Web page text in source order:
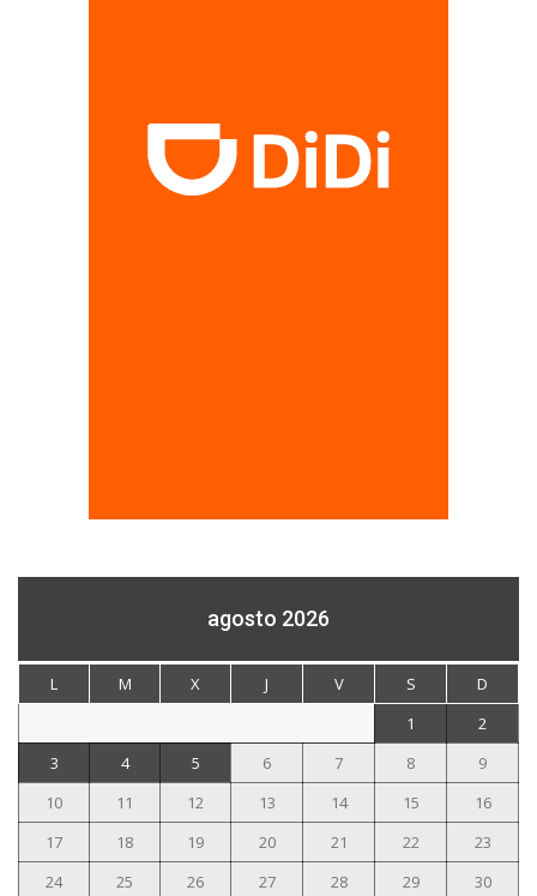
agosto 2026
L M X J V S
D
1
2
3
4 5 6 7 8
9
10
11 12 13 14 15
16
17
18 19 20 21 22
23
24
25 26 27 28 29 30